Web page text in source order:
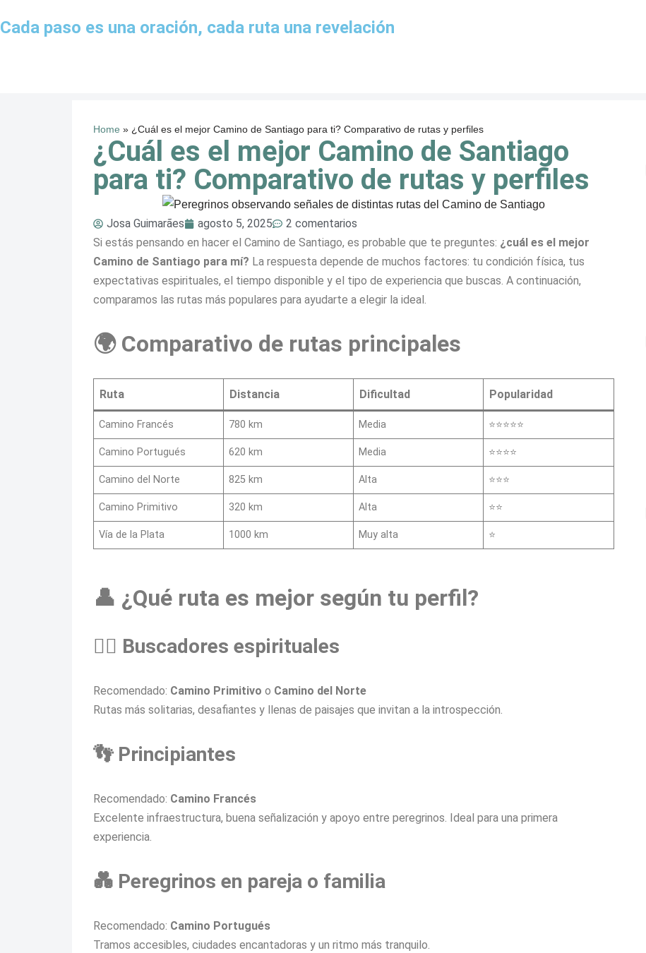
Cada paso es una oración, cada ruta una revelación
Home » ¿Cuál es el mejor Camino de Santiago para ti? Comparativo de rutas y perfiles
¿Cuál es el mejor Camino de Santiago
para ti? Comparativo de rutas y perfiles
Josa Guimarães agosto 5, 2025
2 comentarios
Si estás pensando en hacer el Camino de Santiago, es probable que te preguntes: ¿cuál es el mejor
Camino de Santiago para mí? La respuesta depende de muchos factores: tu condición física, tus
expectativas espirituales, el tiempo disponible y el tipo de experiencia que buscas. A continuación,
comparamos las rutas más populares para ayudarte a elegir la ideal.
🌍 Comparativo de rutas principales
Ruta Distancia Dificultad Popularidad
Camino Francés 780 km Media ⭐⭐⭐⭐⭐
Camino Portugués 620 km Media ⭐⭐⭐⭐
Camino del Norte 825 km Alta ⭐⭐⭐
Camino Primitivo 320 km Alta ⭐⭐
Vía de la Plata 1000 km Muy alta ⭐
👤 ¿Qué ruta es mejor según tu perfil?
🧘‍♀️ Buscadores espirituales
Recomendado: Camino Primitivo o Camino del Norte
Rutas más solitarias, desafiantes y llenas de paisajes que invitan a la introspección.
👣 Principiantes
Recomendado: Camino Francés
Excelente infraestructura, buena señalización y apoyo entre peregrinos. Ideal para una primera
experiencia.
💑 Peregrinos en pareja o familia
Recomendado: Camino Portugués
Tramos accesibles, ciudades encantadoras y un ritmo más tranquilo.